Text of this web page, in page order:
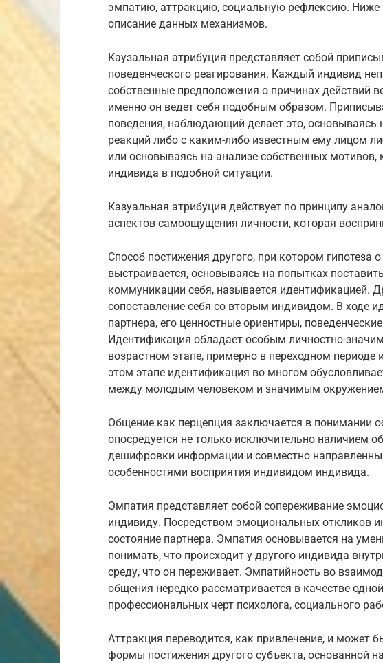
эмпатию, аттракцию, социальную рефлексию. Ниже
описание данных механизмов.
Каузальная атрибуция представляет собой
поведенческого реагирования. Каждый индивид
собственные предположения о причинах действий
именно он ведет себя подобным образом.
поведения, наблюдающий делает это, основываясь
реакций либо с каким-либо известным ему лицом
или основываясь на анализе собственных
индивида в подобной ситуации.
Казуальная атрибуция действует по принципу
аспектов самоощущения личности, которая
Способ постижения другого, при котором гипотеза
выстраивается, основываясь на попытках
коммуникации себя, называется идентификацией.
сопоставление себя со вторым индивидом. В ходе
партнера, его ценностные ориентиры,
Идентификация обладает особым личностно-
возрастном этапе, примерно в переходном
этом этапе идентификация во многом
между молодым человеком и значимым
Общение как перцепция заключается в понимании
опосредуется не только исключительно наличием
дешифровки информации и совместно
особенностями восприятия индивидом индивида.
Эмпатия представляет собой сопереживание
индивиду. Посредством эмоциональных откликов
состояние партнера. Эмпатия основывается на
понимать, что происходит у другого индивида
среду, что он переживает. Эмпатийность во
общения нередко рассматривается в качестве
профессиональных черт психолога, социального
Аттракция переводится, как привлечение, и может
формы постижения другого субъекта, основанной